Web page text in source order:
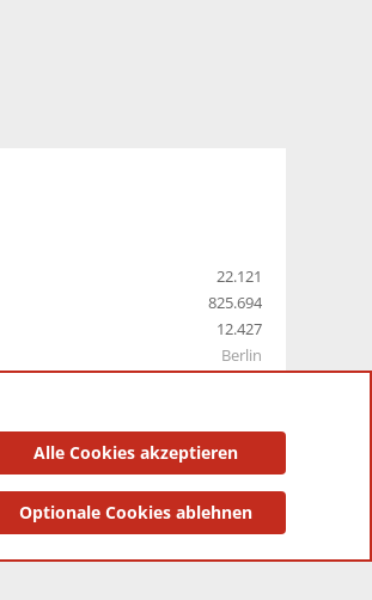
22.121
825.694
12.427
Berlin
Datenschutzerklärung Impressum
Alle Cookies akzeptieren
Optionale Cookies ablehnen